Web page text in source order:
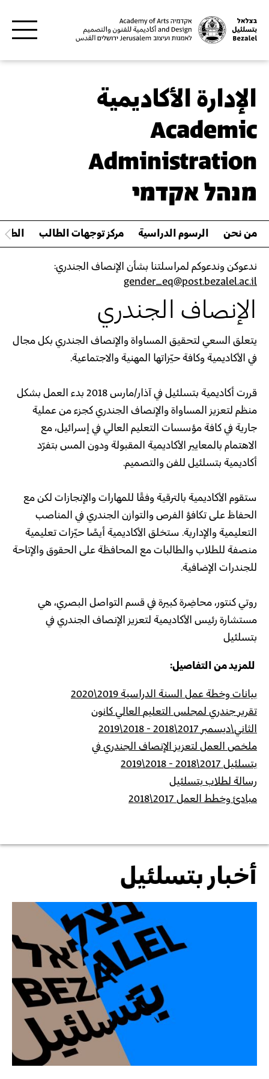
الإدارة الأكاديمية
Academic
Administration
מנהל אקדמי
من نحن الرسوم الدراسية مركز توجهات الطالب
ندعوكن وندعوكم لمراسلتنا بشأن الإنصاف الجندري:
gender_eq@post.bezalel.ac.il
الإنصاف الجندري
يتعلق السعي لتحقيق المساواة والإنصاف الجندري بكل مجال
في الأكاديمية وكافة حيّزاتها المهنية والاجتماعية.
قررت أكاديمية بتسلئيل في آذار/مارس2018 بدء العمل بشكل
منظم لتعزيز المساواة والإنصاف الجندري كجزء من عملية
جارية في كافة مؤسسات التعليم العالي في إسرائيل، مع
الاهتمام بالمعايير الأكاديمية المقبولة ودون المس بتفرّد
أكاديمية بتسلئيل للفن والتصميم.
ستقوم الأكاديمية بالترقية وفقًا للمهارات والإنجازات لكن مع
الحفاظ على تكافؤ الفرص والتوازن الجندري في المناصب
التعليمية والإدارية. ستخلق الأكاديمية أيضًا حيّزات تعليمية
منصفة للطلاب والطالبات مع المحافظة على الحقوق والإتاحة
للجندرات الإضافية.
روتي كنتور، محاضِرة كبيرة في قسم التواصل البصري، هي
مستشارة رئيس الأكاديمية لتعزيز الإنصاف الجندري في
بتسلئيل
للمزيد من التفاصيل:
بياناتوخطةعمل السنة الدراسية
تقرير جندري لمجلس التعليم العاليكانون
الثاني\ديسمبر
ملخص العمل لتعزيز الإنصاف الجندري في
بتسلئيل
رسالة لطلاب بتسلئيل
مبادئوخطط العمل 2017\2018
أخبار بتسلئيل